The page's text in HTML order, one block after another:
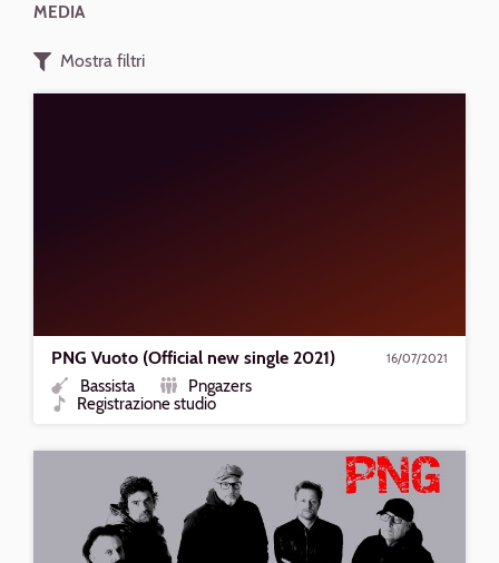
MEDIA
Mostra filtri
16/07/2021
PNG Vuoto (Official new single 2021)
Ruolo
Bassista
Formazione
Pngazers
Registrazione studio
(Official